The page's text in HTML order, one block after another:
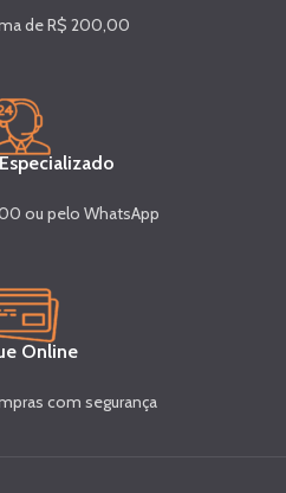
de R$ 200,00
ou pelo WhatsApp
Online
com segurança